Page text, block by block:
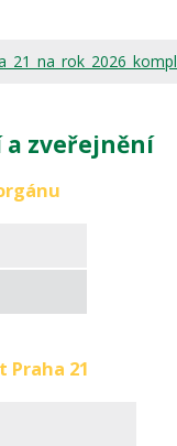
a zveřejnění
Praha 21